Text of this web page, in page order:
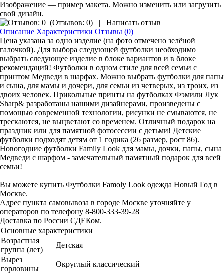
Изображение — пример макета. Можно изменить или загрузить
свой дизайн.
(Отзывов: 0) |
Написать отзыв
Описание Характеристики Отзывы (0)
Цена указана за одно изделие (на фото отмечено зелёной
галочкой). Для выбора следующей футболки необходимо
выбрать следующее изделие в блоке вариантов и в блоке
рекомендаций! Футболки в одном стиле для всей семьи с
принтом Медведи в шарфах. Можно выбрать футболки для папы
и сына, для мамы и дочери, для семьи из четверых, из троих, из
двоих человек. Прикольные принты на футболках Фэмили Лук
Sharp& разработаны нашими дизайнерами, произведены с
помощью современной технологии, рисунки не смываются, не
трескаются, не выцветают со временем. Отличный подарок на
праздник или для памятной фотосессии с детьми! Детские
футболки подходят детям от 1 годика (26 размер, рост 86).
Новогодние футболки Family Look для мамы, дочки, папы, сына
Медведи с шарфом - замечательный памятный подарок для всей
семьи!
Вы можете купить Футболки Famoly Look одежда Новый Год в
Москве.
Адрес пункта самовывоза в городе Москве уточняйте у
операторов по телефону 8-800-333-39-28
Доставка по России СДЕКом.
Основные характеристики
Возрастная
группа (лет)
Детская
Вырез
горловины
Округлый классический